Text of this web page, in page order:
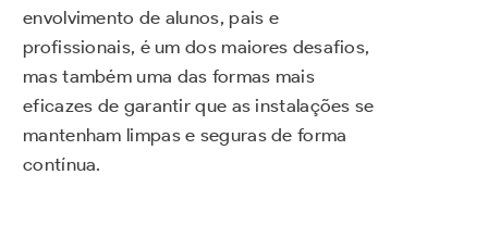
envolvimento de alunos, pais e
profissionais, é um dos maiores desafios,
mas também uma das formas mais
eficazes de garantir que as instalações se
mantenham limpas e seguras de forma
contínua.